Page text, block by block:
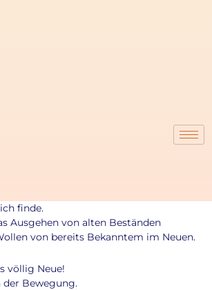
finde.
Ausgehen von alten Beständen
von bereits Bekanntem im Neuen.
völlig Neue!
der Bewegung.